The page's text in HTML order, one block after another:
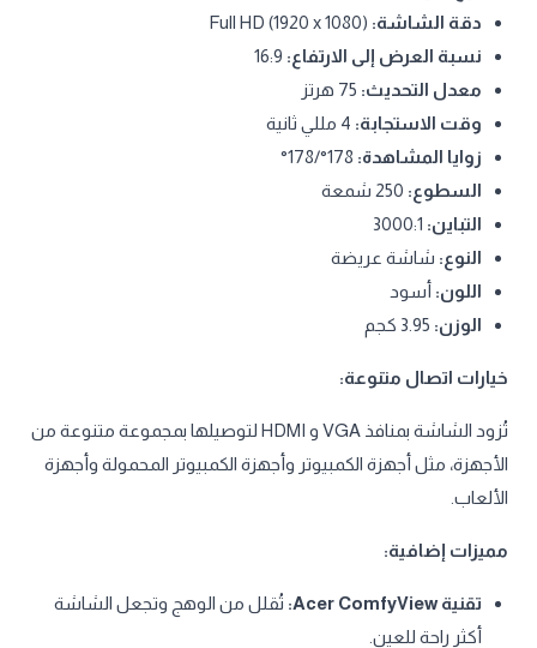
دقة الشاشة:
نسبة العرض إلى الارتفاع:
معدل التحديث:
وقت الاستجابة:
زوايا المشاهدة:
السطوع:
التباين:
النوع: شاشة عريضة
اللون: أسود
الوزن:
خيارات اتصال متنوعة:
تُزود الشاشة بمنافذ VGA و HDMI لتوصيلها بمجموعة متنوعة من
الأجهزة، مثل أجهزة الكمبيوتر وأجهزة الكمبيوتر المحمولة وأجهزة
الألعاب.
مميزات إضافية:
تقنية Acer ComfyView:
تُقلل من الوهج وتجعل الشاشة
أكثر راحة للعين.